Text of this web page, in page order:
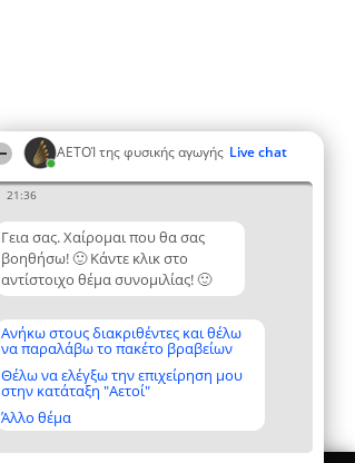
ΑΕΤΟΊ της φυσικής αγωγής Live chat
21:36
Γεια σας. Χαίρομαι που θα σας
βοηθήσω! 🙂 Κάντε κλικ στο
αντίστοιχο θέμα συνομιλίας! 🙂
Ανήκω στους διακριθέντες και θέλω
να παραλάβω το πακέτο βραβείων
Θέλω να ελέγξω την επιχείρηση μου
στην κατάταξη "Αετοί"
Άλλο θέμα